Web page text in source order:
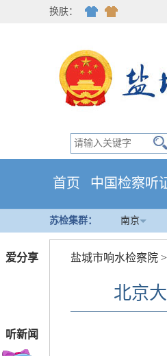
爱分享
听新闻
换肤：
首页 中国检察听
苏检集群： 南京
盐城市响水检察院 >
北京